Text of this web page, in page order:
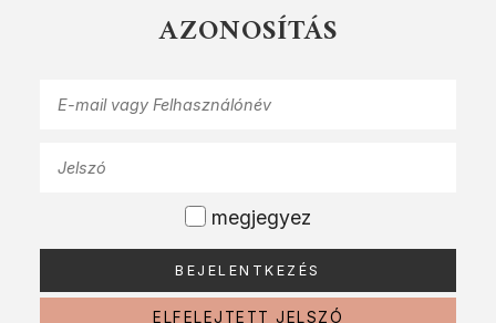
AZONOSÍTÁS
megjegyez
ELFELEJTETT JELSZÓ